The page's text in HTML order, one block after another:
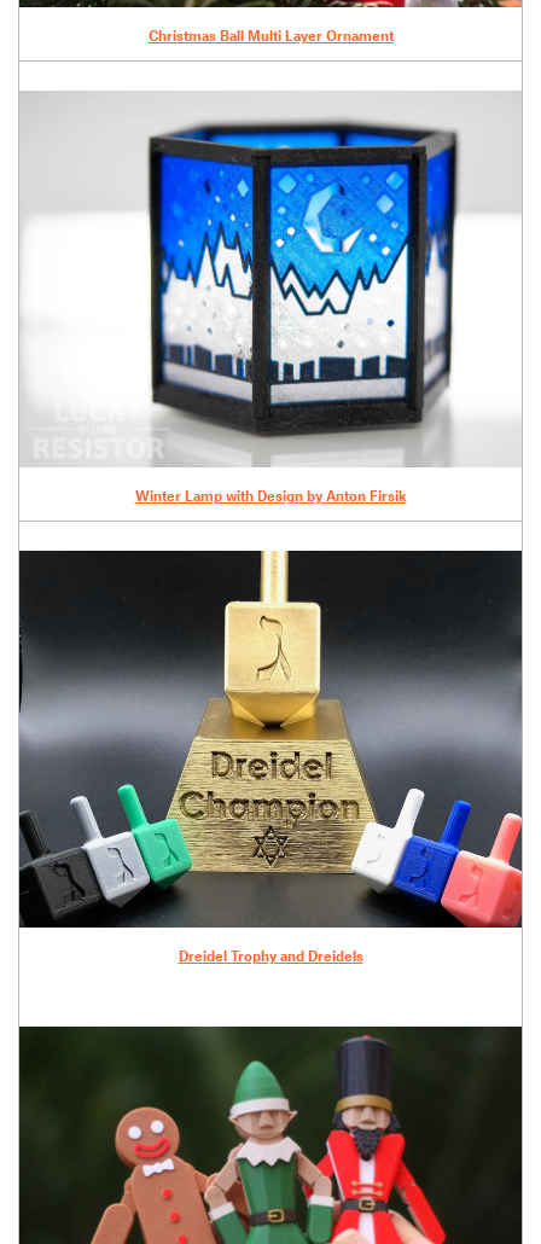
Christmas Ball Multi Layer Ornament
Winter Lamp with Design by Anton Firsik
Dreidel Trophy and Dreidels